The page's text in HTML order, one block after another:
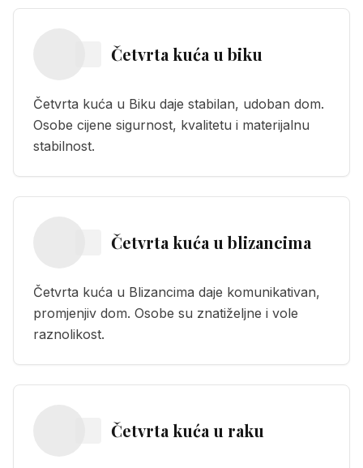
Četvrta kuća u biku
Četvrta kuća u Biku daje stabilan, udoban dom.
Osobe cijene sigurnost, kvalitetu i materijalnu
stabilnost.
Četvrta kuća u blizancima
Četvrta kuća u Blizancima daje komunikativan,
promjenjiv dom. Osobe su znatiželjne i vole
raznolikost.
Četvrta kuća u raku